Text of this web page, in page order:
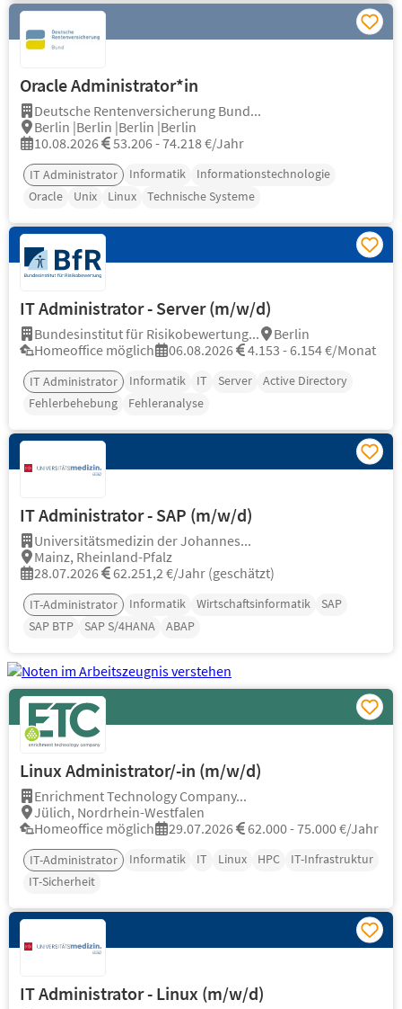
Oracle Administrator*in
Deutsche Rentenversicherung Bund...
Berlin |Berlin |Berlin |Berlin
10.08.2026
53.206 - 74.218 €/Jahr
IT Administrator Informatik
Informationstechnologie
Oracle
Unix Linux Technische Systeme
IT Administrator - Server (m/w/d)
Bundesinstitut für Risikobewertung...
Berlin
Homeoffice möglich
06.08.2026 4.153 - 6.154 €/Monat
IT Administrator Informatik IT Server
Active Directory
Fehlerbehebung
Fehleranalyse
IT Administrator - SAP (m/w/d)
Universitätsmedizin der Johannes...
Mainz, Rheinland-Pfalz
28.07.2026
62.251,2 €/Jahr (geschätzt)
IT-Administrator Informatik Wirtschaftsinformatik
SAP
SAP BTP
SAP S/4HANA ABAP
Linux Administrator/-in (m/w/d)
Enrichment Technology Company...
Jülich, Nordrhein-Westfalen
Homeoffice möglich
29.07.2026 62.000 - 75.000 €/Jahr
IT-Administrator Informatik IT Linux HPC
IT-Infrastruktur
IT-Sicherheit
IT Administrator - Linux (m/w/d)